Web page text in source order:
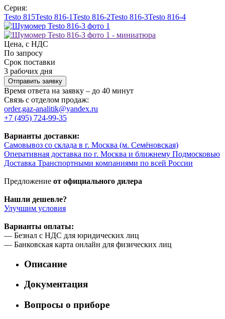
Серия:
Testo 815Testo 816-1Testo 816-2Testo 816-3Testo 816-4
Цена, с НДС
По запросу
Срок поставки
3 рабочих дня
Отправить заявку
Время ответа на заявку – до 40 минут
Связь с отделом продаж:
order.gaz-analitik@yandex.ru
+7 (495) 724-99-35
Варианты доставки:
Самовывоз со склада в г. Москва (м. Семёновская)
Оперативная доставка по г. Москва и ближнему Подмосковью
Доставка Транспортными компаниями по всей России
Предложение от официального дилера
Нашли дешевле?
Улучшим условия
Варианты оплаты:
— Безнал с НДС для юридических лиц
— Банковская карта онлайн для физических лиц
Описание
Документация
Вопросы о приборе